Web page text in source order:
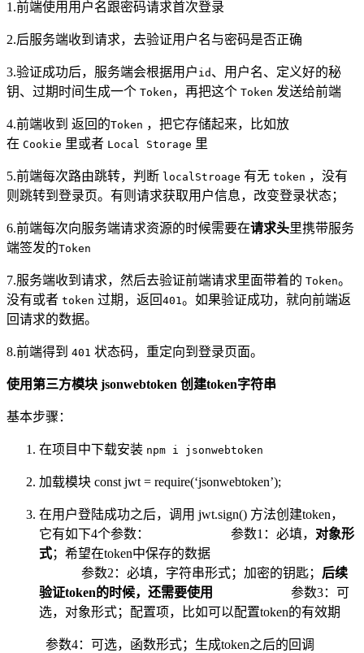
1.前端使用用户名跟密码请求首次登录
2.后服务端收到请求，去验证用户名与密码是否正确
3.验证成功后，服务端会根据用户 id 、用户名、定义好的秘
钥、过期时间生成一个 Token ，再把这个 Token 发送给前端
4.前端收到 返回的Token ，把它存储起来，比如放
在 Cookie 里或者 Local Storage 里
5.前端每次路由跳转，判断 localStroage 有无 token ，没有
则跳转到登录页。有则请求获取用户信息，改变登录状态；
6.前端每次向服务端请求资源的时候需要在请求头里携带服务
端签发的Token
7.服务端收到请求，然后去验证前端请求里面带着的 Token。
没有或者 token 过期，返回 401 。如果验证成功，就向前端返
回请求的数据。
8.前端得到 401 状态码，重定向到登录页面。
使用第三方模块 jsonwebtoken 创建token字符串
基本步骤：
在项目中下载安装 npm i jsonwebtoken
加载模块 const jwt = require(‘jsonwebtoken’);
在用户登陆成功之后，调用 jwt.sign() 方法创建token，
它有如下4个参数： 参数1：必填， 对象形
式；希望在token中保存的数据
参数2：必填，字符串形式；加密的钥匙； 后续
验证token的时候，还需要使用
参数3：可
选，对象形式；配置项，比如可以配置token的有效期
参数4：可选，函数形式；生成token之后的回调